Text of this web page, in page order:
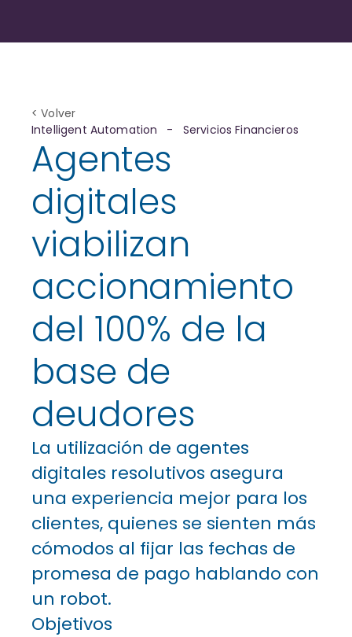
< Volver
Intelligent Automation
- Servicios Financieros
Agentes
digitales
viabilizan
accionamiento
del 100% de la
base de
deudores
La utilización de agentes
digitales resolutivos asegura
una experiencia mejor para los
clientes, quienes se sienten más
cómodos al fijar las fechas de
promesa de pago hablando con
un robot.
Objetivos